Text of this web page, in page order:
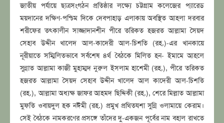
জাতীয় পর্যায়ে ছাত্রসংগঠন প্রতিষ্ঠার লক্ষ্যে চট্টগ্রাম কলেজের প্যারেড
ময়দানের দক্ষিণ-পশ্চিম দিকে দেবপাহাড় এলাকায় অবস্থিত আহলা দরবার
শরীফের তৎকালীন সাজ্জাদানশীন পীরে তরিকত হজরত আল্লামা সৈয়দ
সেহাব উদ্দীন খালেদ আল-কাদেরী আল-চিশতি (রহ.)-এর খানকায়ে
নূরীয়াতে সম্মিলিতভাবে সর্বশেষ ৪র্থ বৈঠকে মিলিত হন- ইমামে আহলে
সুন্নাত আল্লামা কাজী মুহাম্মদ নুরুল ইসলাম হাশেমী (রহ.), পীরে তরিকত
হজরত আল্লামা সৈয়দ সেহাব উদ্দীন খালেদ আল কাদেরী আল-চিশতি
(রহ.), আল্লামা অধ্যক্ষ জাফর আহমদ ছিদ্দিকী (রহ.), শেরে মিল্লাত আল্লামা
মুফতি ওবায়দুল হক নঈমী (রহ.) প্রমুখ প্রথিতযশা সুন্নি ওলামায়ে কেরাম।
সেই বৈঠকে নামকরণের প্রসঙ্গে তাঁদের দু-একজন পূর্বের নাম বহাল রাখতে